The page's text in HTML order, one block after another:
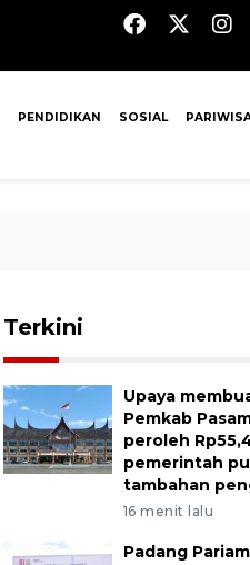
PENDIDIKAN SOSIAL
Terkini
Upaya
Pemkab
peroleh
pemerintah
tambahan
16 menit lalu
Padang